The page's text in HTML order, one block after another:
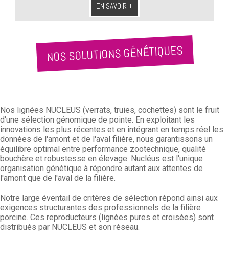
EN SAVOIR +
NOS SOLUTIONS GÉNÉTIQUES
Nos lignées NUCLEUS (verrats, truies, cochettes) sont le fruit
d'une sélection génomique de pointe. En exploitant les
innovations les plus récentes et en intégrant en temps réel les
données de l'amont et de l'aval filière, nous garantissons un
équilibre optimal entre performance zootechnique, qualité
bouchère et robustesse en élevage. Nucléus est l'unique
organisation génétique à répondre autant aux attentes de
l'amont que de l'aval de la filière.
Notre large éventail de critères de sélection répond ainsi aux
exigences structurantes des professionnels de la filière
porcine. Ces reproducteurs (lignées pures et croisées) sont
distribués par NUCLEUS et son réseau.